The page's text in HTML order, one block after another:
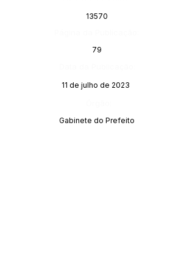
13570
79
11 de julho de 2023
Gabinete do Prefeito